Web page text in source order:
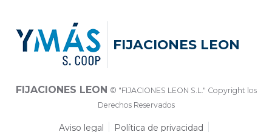
FIJACIONES LEON
FIJACIONES LEON © "FIJACIONES LEON S.L." Copyright los
Derechos Reservados
Aviso legal Política de privacidad